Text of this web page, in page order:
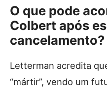
O que pode
Colbert após
cancelamento?
Letterman acredita
“mártir”, vendo um